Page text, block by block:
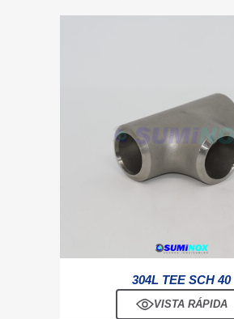
304L TEE SCH 40
VISTA RÁPIDA